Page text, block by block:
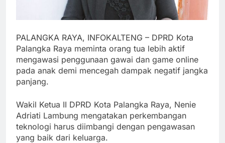
PALANGKA RAYA, INFOKALTENG – DPRD Kota
Palangka Raya meminta orang tua lebih aktif
mengawasi penggunaan gawai dan game online
pada anak demi mencegah dampak negatif jangka
panjang.
Wakil Ketua II DPRD Kota Palangka Raya, Nenie
Adriati Lambung mengatakan perkembangan
teknologi harus diimbangi dengan pengawasan
yang baik dari keluarga.